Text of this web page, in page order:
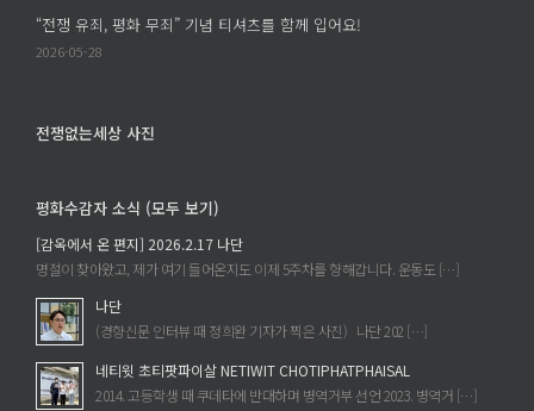
“전쟁 유죄, 평화 무죄” 기념 티셔츠를 함께 입어요!
2026-05-28
전쟁없는세상 사진
평화수감자 소식 (모두 보기)
[감옥에서 온 편지] 2026.2.17 나단
명절이 찾아왔고, 제가 여기 들어온지도 이제 5주차를 향해갑니다. 운동도 […]
나단
(경향신문 인터뷰 때 정희완 기자가 찍은 사진) 나단 202 […]
네티윗 초티팟파이살 NETIWIT CHOTIPHATPHAISAL
2014. 고등학생 때 쿠데타에 반대하며 병역거부 선언 2023. 병역거 […]